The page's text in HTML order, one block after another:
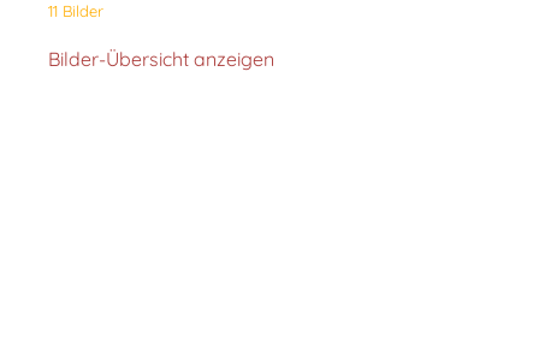
11 Bilder
Bilder-Übersicht anzeigen